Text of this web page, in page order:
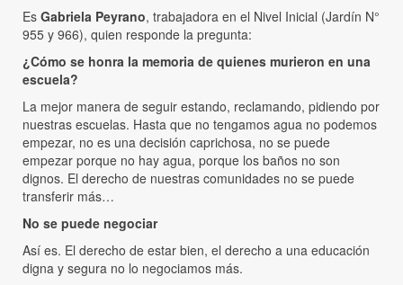
Es Gabriela Peyrano, trabajadora en el Nivel Inicial (Jardín N°
955 y 966), quien responde la pregunta:
¿Cómo se honra la memoria de quienes murieron en una
escuela?
La mejor manera de seguir estando, reclamando, pidiendo por
nuestras escuelas. Hasta que no tengamos agua no podemos
empezar, no es una decisión caprichosa, no se puede
empezar porque no hay agua, porque los baños no son
dignos. El derecho de nuestras comunidades no se puede
transferir más…
No se puede negociar
Así es. El derecho de estar bien, el derecho a una educación
digna y segura no lo negociamos más.